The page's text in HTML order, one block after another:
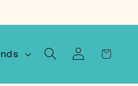
Inloggen